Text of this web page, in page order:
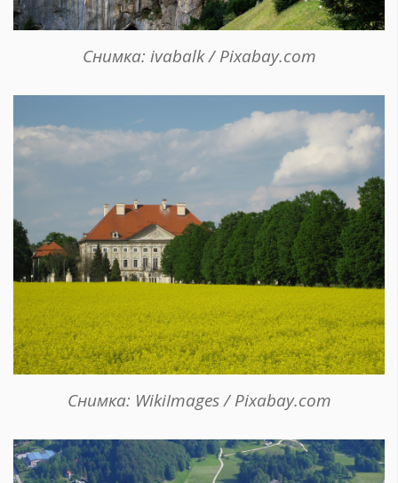
Снимка: ivabalk / Pixabay.com
Снимка: WikiImages / Pixabay.com